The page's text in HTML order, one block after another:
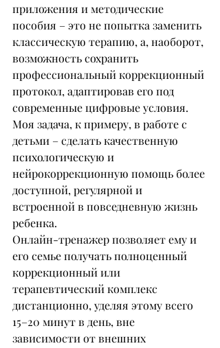
приложения и методические
пособия – это не попытка заменить
классическую терапию, а, наоборот,
возможность сохранить
профессиональный коррекционный
протокол, адаптировав его под
современные цифровые условия.
Моя задача, к примеру, в работе с
детьми – сделать качественную
психологическую и
нейрокоррекционную помощь более
доступной, регулярной и
встроенной в повседневную жизнь
ребенка.
Онлайн-тренажер позволяет ему и
его семье получать полноценный
коррекционный или
терапевтический комплекс
дистанционно, уделяя этому всего
15–20 минут в день, вне
зависимости от внешних